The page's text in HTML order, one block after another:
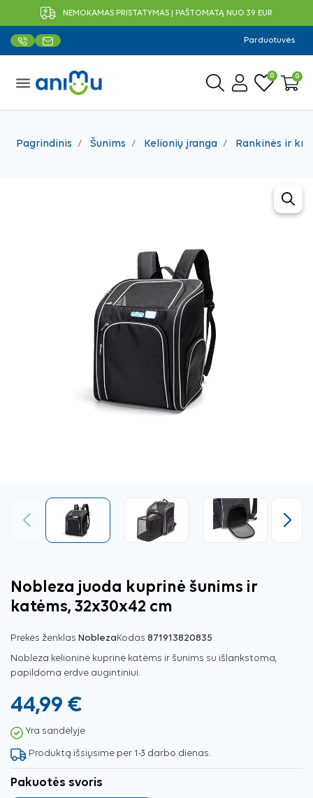
NEMOKAMAS PRISTATYMAS Į PAŠTOMATĄ NUO 39 EUR
Parduotuvės
menu 0 0
Pagrindinis Šunims Kelionių įranga Rankinės ir
Ankstesnis Tęsti
Nobleza juoda kuprinė šunims ir
katėms, 32x30x42 cm
Prekės ženklas NoblezaKodas 871913820835
Nobleza kelioninė kuprinė katėms ir šunims su išlankstoma,
papildoma erdve augintiniui.
44,99 €
Yra sandėlyje
Produktą išsiųsime per 1-3 darbo dienas.
Pakuotės svoris